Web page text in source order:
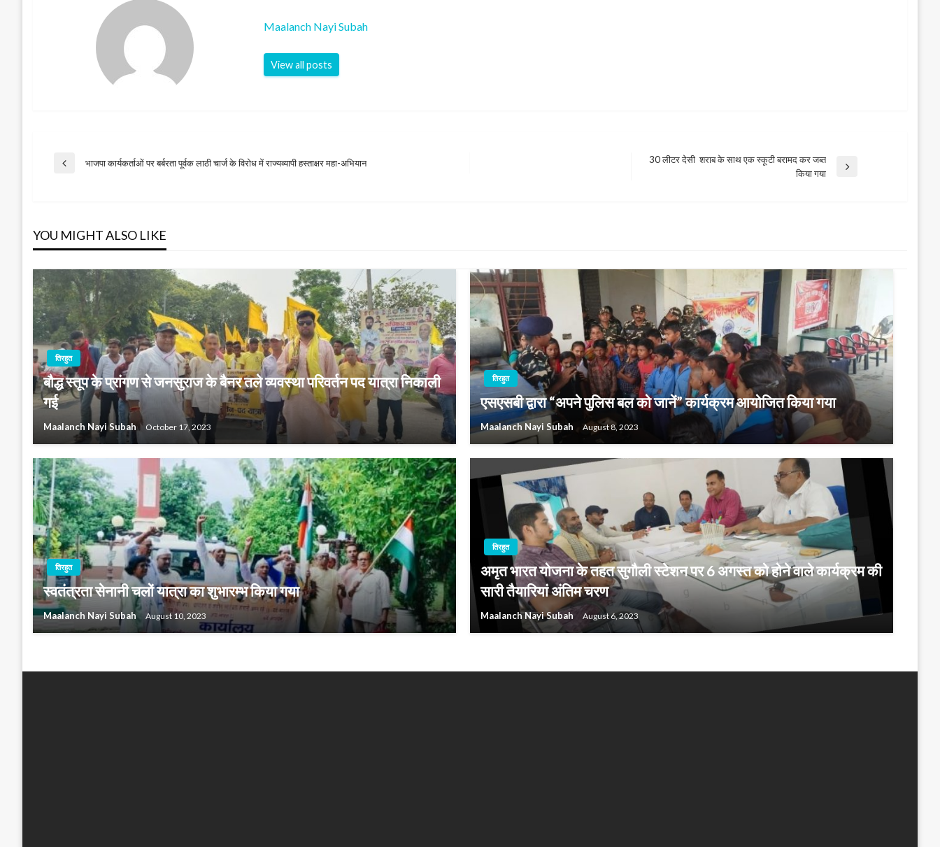
Maalanch Nayi Subah
View all posts
Post
Previous
भाजपा कार्यकर्ताओं पर बर्बरता पूर्वक लाठी चार्ज के विरोध में राज्यव्यापी हस्ताक्षर महा-अभियान
30 लीटर देसी शराब के साथ एक स्कूटी बरामद कर जब्त
किया गया
YOU MIGHT ALSO LIKE
तिरहुत
बौद्ध स्तूप के प्रांगण से जनसुराज के बैनर तले व्यवस्था परिवर्तन पद यात्रा निकाली
गई
Maalanch Nayi Subah October 17, 2023
तिरहुत
एसएसबी द्वारा “अपने पुलिस बल को जानें” कार्यक्रम आयोजित किया गया
Maalanch Nayi Subah August 8, 2023
तिरहुत
स्वतंत्रता सेनानी चलों यात्रा का शुभारम्भ किया गया
Maalanch Nayi Subah August 10, 2023
तिरहुत
अमृत भारत योजना के तहत सुगौली स्टेशन पर 6 अगस्त को होने वाले कार्यक्रम की
सारी तैयारियां अंतिम चरण
Maalanch Nayi Subah August 6, 2023